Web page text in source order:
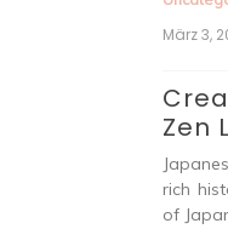
März 3,
Zen
rich
of